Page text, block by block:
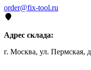
order@fix-tool.ru
Адрес склада:
г. Москва, ул. Пермская,